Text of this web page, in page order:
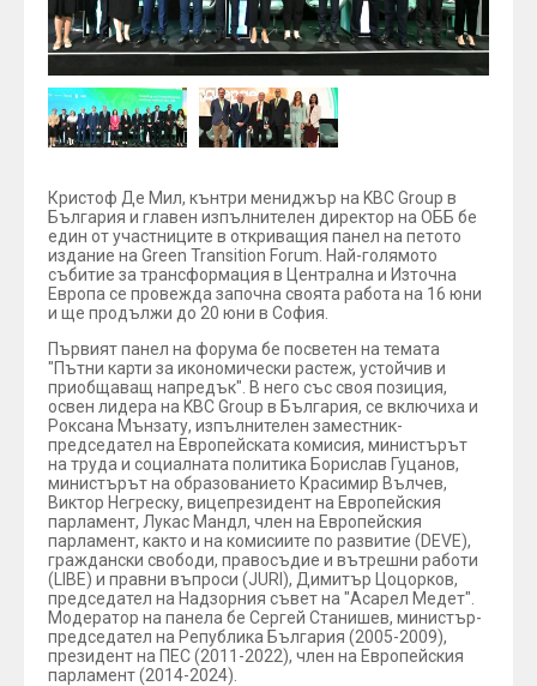
Кристоф Де Мил, кънтри мениджър на KBC Group в
България и главен изпълнителен директор на ОББ бе
един от участниците в откриващия панел на петото
издание на Green Transition Forum. Най-голямото
събитие за трансформация в Централна и Източна
Европа се провежда започна своята работа на 16 юни
и ще продължи до 20 юни в София.
Първият панел на форума бе посветен на темата
"Пътни карти за икономически растеж, устойчив и
приобщаващ напредък". В него със своя позиция,
освен лидера на KBC Group в България, се включиха и
Роксана Мънзату, изпълнителен заместник-
председател на Европейската комисия, министърът
на труда и социалната политика Борислав Гуцанов,
министърът на образованието Красимир Вълчев,
Виктор Негреску, вицепрезидент на Европейския
парламент, Лукас Мандл, член на Европейския
парламент, както и на комисиите по развитие (DEVE),
граждански свободи, правосъдие и вътрешни работи
(LIBE) и правни въпроси (JURI), Димитър Цоцорков,
председател на Надзорния съвет на "Асарел Медет".
Модератор на панела бе Сергей Станишев, министър-
председател на Република България (2005-2009),
президент на ПЕС (2011-2022), член на Европейския
парламент (2014-2024).